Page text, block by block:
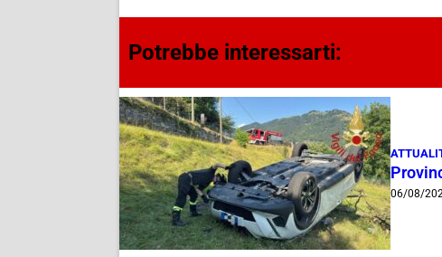
Potrebbe interessarti:
06/08/